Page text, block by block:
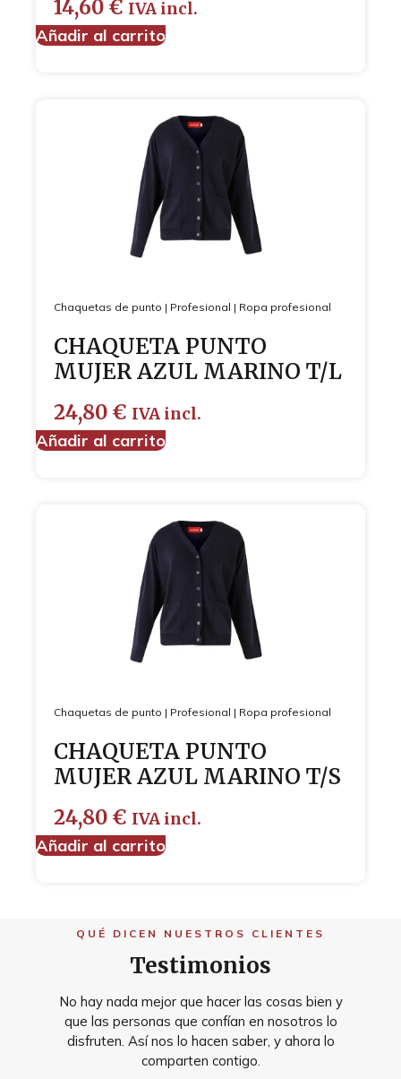
14,60 € IVA incl.
Añadir al carrito
Chaquetas de punto | Profesional | Ropa profesional
CHAQUETA PUNTO
MUJER AZUL MARINO T/L
24,80 € IVA incl.
Añadir al carrito
Chaquetas de punto | Profesional | Ropa profesional
CHAQUETA PUNTO
MUJER AZUL MARINO T/S
24,80 € IVA incl.
Añadir al carrito
QUÉ DICEN NUESTROS CLIENTES
Testimonios
No hay nada mejor que hacer las cosas bien y
que las personas que confían en nosotros lo
disfruten. Así nos lo hacen saber, y ahora lo
comparten contigo.